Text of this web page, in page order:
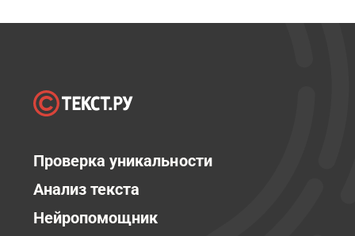
Проверка уникальности
Анализ текста
Нейропомощник